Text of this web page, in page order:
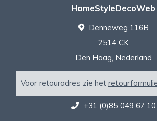
HomeStyleDecoWeb
Denneweg 116B
2514 CK
Den Haag, Nederland
Voor retouradres zie het
+31 (0)85 049 67 10